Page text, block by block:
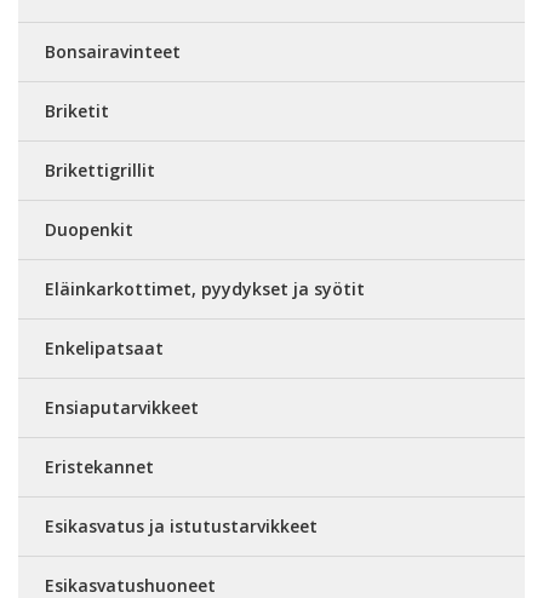
Bonsairavinteet
Briketit
Brikettigrillit
Duopenkit
Eläinkarkottimet, pyydykset ja syötit
Enkelipatsaat
Ensiaputarvikkeet
Eristekannet
Esikasvatus ja istutustarvikkeet
Esikasvatushuoneet